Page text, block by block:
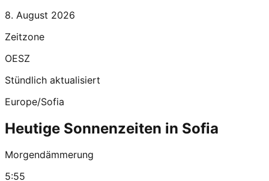
8. August 2026
Zeitzone
OESZ
Stündlich aktualisiert
Europe/Sofia
Heutige Sonnenzeiten in Sofia
Morgendämmerung
5:55